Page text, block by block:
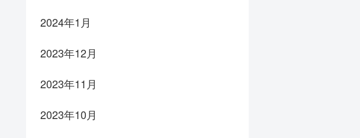
2024年1月
2023年12月
2023年11月
2023年10月